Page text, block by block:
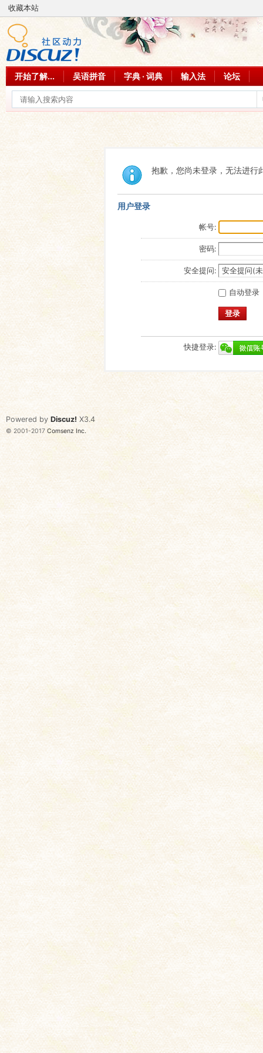
收藏本站
开始了解... 吴语拼音 字典 · 词典 输入法 论坛
抱歉，您尚未登录，无法进行
用户登录
帐号:
密码:
安全提问:
自动登录
登录
快捷登录:
Powered by Discuz! X3.4
© 2001-2017 Comsenz Inc.